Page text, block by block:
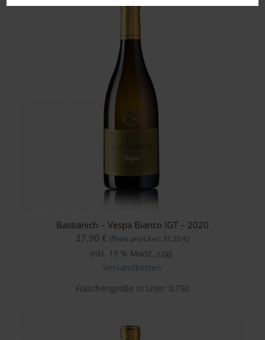
Bastianich – Vespa Bianco IGT – 2020
27,90 € (Preis pro Liter: 37,20 €)
inkl. 19 % MwSt. zzgl.
Versandkosten
Flaschengröße in Liter: 0,750